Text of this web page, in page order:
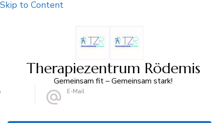
Skip to Content
Therapiezentrum Rödemis
Gemeinsam fit – Gemeinsam stark!
E-Mail